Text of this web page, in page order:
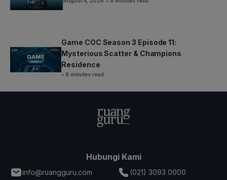
Game COC Season 3 Episode 11:
Mysterious Scatter & Champions
Residence
• 8 minutes read
Hubungi Kami
info@ruangguru.com
(021) 3093 0000